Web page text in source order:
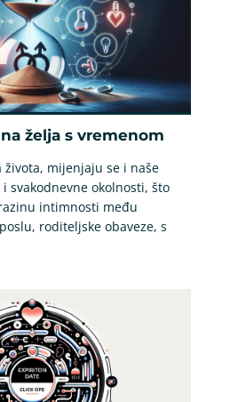
želja s vremenom
mijenjaju se i naše
svakodnevne okolnosti, što
intimnosti među
roditeljske obaveze, s